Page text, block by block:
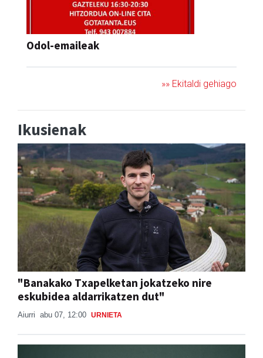
Odol-emaileak
»» Ekitaldi gehiago
Ikusienak
"Banakako Txapelketan jokatzeko nire
eskubidea aldarrikatzen dut"
Aiurri abu 07, 12:00 URNIETA